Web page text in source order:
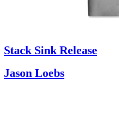
Stack Sink Release
Jason Loebs